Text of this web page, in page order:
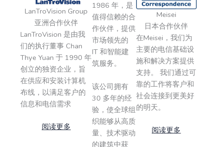
LanTroVision Group
亚洲合作伙伴
LanTroVision 是由我
们的执行董事 Chan
Thye Yuan 于 1990 年
创立的独资企业，旨
在供应和安装计算机
布线，以满足客户的
信息和电信需求
阅读更多
1986 年，是
值得信赖的合
作伙伴，提供
市场领先的
IT 和智能建
筑服务。
该公司拥有
30 多年的经
验，使全球组
织能够从高质
量、技术驱动
的建筑中获
Meisei
日本合作伙伴
在Meisei，我们为
主要的电信基础设
施和解决方案提供
支持。 我们通过可
靠的工作将客户和
社会连接到更美好
的明天。
阅读更多